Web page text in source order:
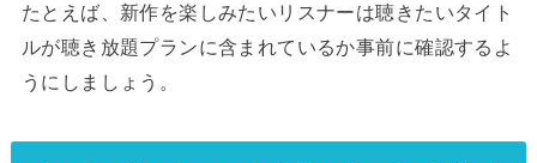
たとえば、新作を楽しみたいリスナーは聴きたいタイト
ルが聴き放題プランに含まれているか事前に確認するよ
うにしましょう。